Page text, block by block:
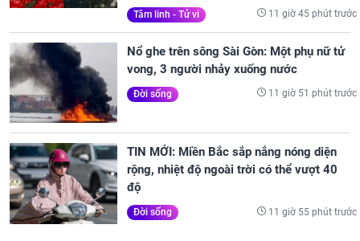
Tâm linh - Tử vi 11 giờ 45 phút trước
Nổ ghe trên sông Sài Gòn: Một phụ nữ tử
vong, 3 người nhảy xuống nước
Đời sống 11 giờ 51 phút trước
TIN MỚI: Miền Bắc sắp nắng nóng diện
rộng, nhiệt độ ngoài trời có thể vượt 40
độ
Đời sống 11 giờ 55 phút trước